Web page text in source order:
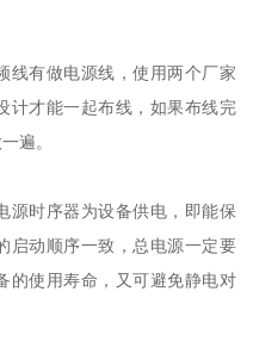
线有做电源线，使用两个厂家
计才能一起布线，如果布线完
遍。
源时序器为设备供电，即能保
启动顺序一致，总电源一定要
的使用寿命，又可避免静电对